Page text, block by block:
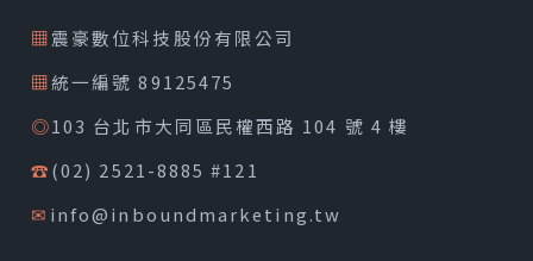
▦震豪數位科技股份有限公司
▦統一編號 89125475
◎103 台北市大同區民權西路 104 號 4 樓
☎(02) 2521-8885 #121
✉ info@inboundmarketing.tw